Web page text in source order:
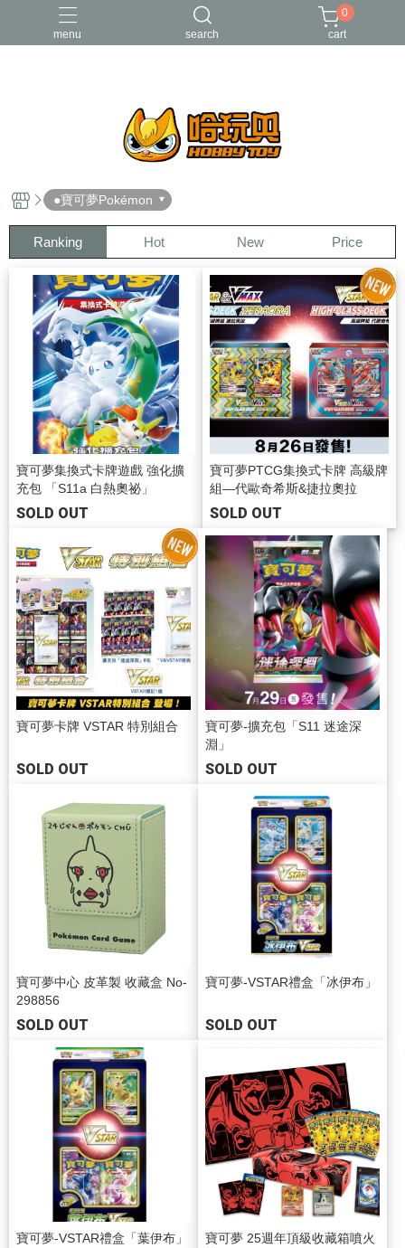
menu search
RE-MENT 中古二手品
庫柏力克Be@rbrick
0
cart
●寶可夢Pokémon
Ranking Hot New Price
寶可夢集換式卡牌遊戲 強化擴
充包 「S11a 白熱奧祕」
SOLD OUT
寶可夢PTCG集換式卡牌 高級牌
組—代歐奇希斯&捷拉奧拉
SOLD OUT
寶可夢卡牌 VSTAR 特別組合
SOLD OUT
寶可夢-擴充包「S11 迷途深
淵」
SOLD OUT
寶可夢中心 皮革製 收藏盒 No-
298856
SOLD OUT
寶可夢-VSTAR禮盒「冰伊布」
SOLD OUT
寶可夢-VSTAR禮盒「葉伊布」
寶可夢 25週年頂級收藏箱噴火